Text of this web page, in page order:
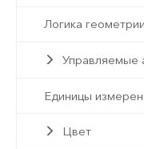
Логика
Управляемые
Единицы
Цвет